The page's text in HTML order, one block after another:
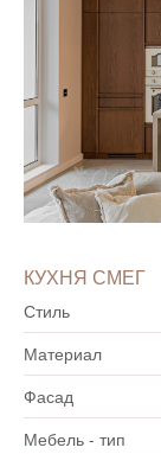
КУХНЯ СМЕГ
Стиль
Материал
Фасад
Мебель - тип